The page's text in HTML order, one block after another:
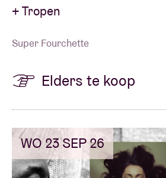
+ Tropen
Super Fourchette
Elders te koop
WO 23 SEP 26